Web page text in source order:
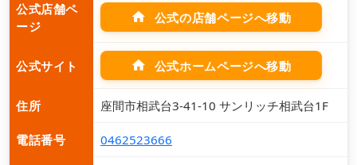
公式店舗ペ
ージ
home 公式の店舗ページへ移動
公式サイト home 公式ホームページへ移動
住所 座間市相武台3-41-10 サンリッチ相武台1F
電話番号 0462523666